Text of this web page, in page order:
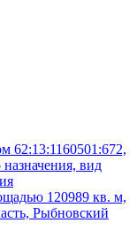
62:13:1160501:672,
назначения, вид
120989 кв. м,
Рыбновский